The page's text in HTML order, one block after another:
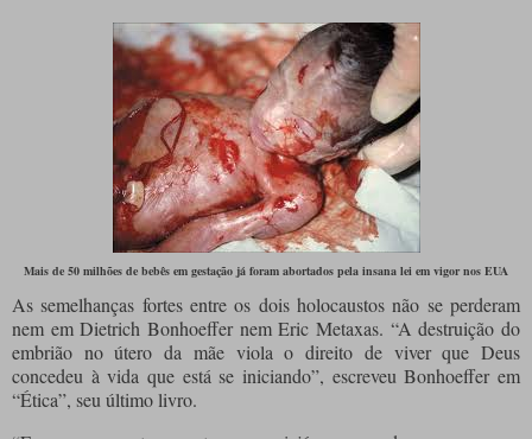
Mais de 50 milhões de bebês em gestação já foram abortados pela insana lei em vigor nos EUA
As semelhanças fortes entre os dois holocaustos não se perderam
nem em Dietrich Bonhoeffer nem Eric Metaxas. “A destruição do
embrião no útero da mãe viola o direito de viver que Deus
concedeu à vida que está se iniciando”, escreveu Bonhoeffer em
“Ética”, seu último livro.